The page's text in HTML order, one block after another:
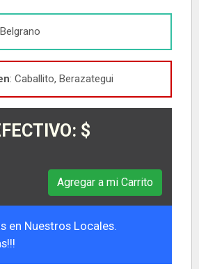
: Caballito, Berazategui
$
Agregar a mi Carrito
en Nuestros Locales.